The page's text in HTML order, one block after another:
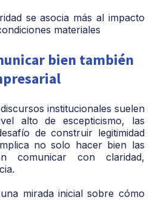
bien también
institucionales suelen
alto de escepticismo, las
de construir legitimidad
no solo hacer bien las
comunicar con claridad,
mirada inicial sobre cómo